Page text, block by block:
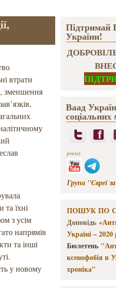
втрати
зменшення
та їхні
з усім
напрямів
та інші
у новому
Підтримай
України!
Ваад
press)
Група "Євреї
ПОШУК ПО
Доповідь
Україні – 2020
Бюлетень
ксенофобія в
хроніка"